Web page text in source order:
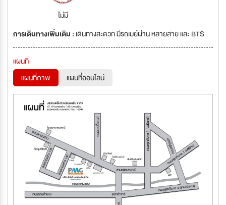
ไม่มี
การเดินทางเพิ่มเติม : เดินทางสะดวก มีรถเมย์ผ่าน หลายสาย และ BTS
แผนที่
แผนที่ภาพ
แผนที่ออนไลน์